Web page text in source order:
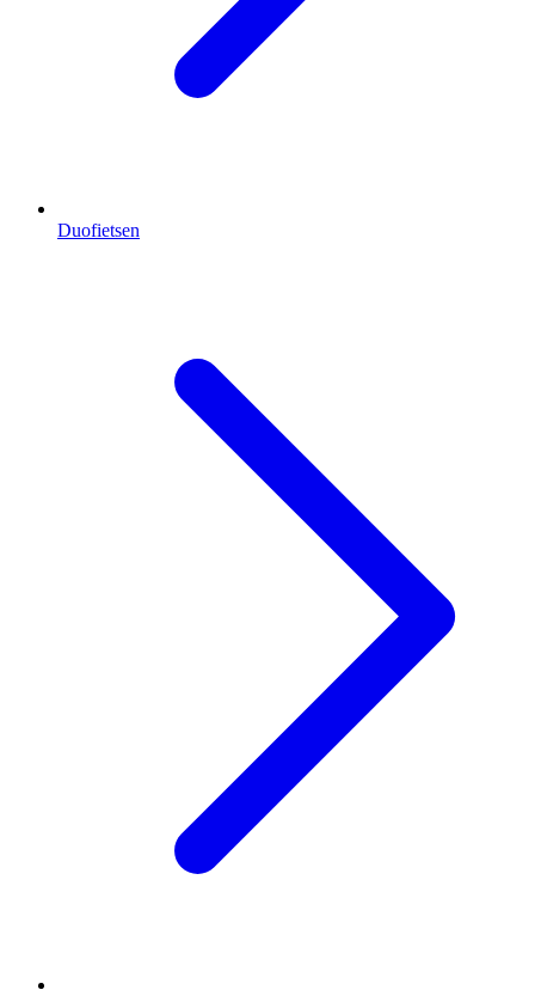
Duofietsen